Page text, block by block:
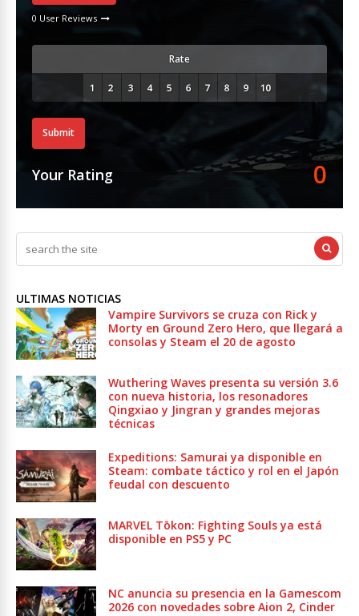
0 User Reviews
Rate
Submit
Your Rating 0
ULTIMAS NOTICIAS
Vampire Survivors se cruza con Rick y
Morty en Ground Zero Hero, que llegará a
consolas y Steam el 20 de agosto
Wuthering Waves presenta su versión 3.6
con nueva historia, los resonadores
Qingxiao y Jingran y grandes mejoras
técnicas
Expeditions: Samurai ya disponible en
Steam: combate táctico y rol en el Japón
feudal con descuento
MARVEL Tōkon: Fighting Souls ya está
disponible en PS5 y PC
NC anuncia su presencia en la Gamescom
2026 con novedades sobre Aion 2, Cinder